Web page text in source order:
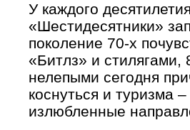
У каждого
«Шестидесятники»
поколение 70-х
«Битлз» и стилягами,
нелепыми сегодня
коснуться и туризма
излюбленные